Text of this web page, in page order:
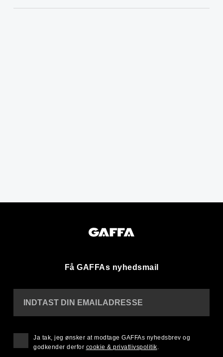
Få GAFFAs nyhedsmail
INDTAST DIN EMAILADRESSE
Ja tak, jeg ønsker at modtage GAFFAs nyhedsbrev og
godkender derfor cookie & privatlivspolitik.